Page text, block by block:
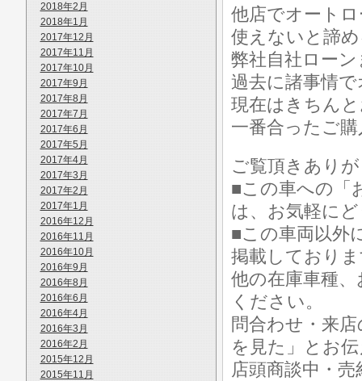
2018年2月
2018年1月
2017年12月
2017年11月
2017年10月
2017年9月
2017年8月
2017年7月
2017年6月
2017年5月
2017年4月
2017年3月
2017年2月
2017年1月
2016年12月
2016年11月
2016年10月
2016年9月
2016年8月
2016年6月
2016年4月
2016年3月
2016年2月
2015年12月
2015年11月
他店でオート
使えないと諦
弊社自社ロー
過去に諸事情
現在はきちん
一番合ったご
ご覧頂きあり
■この車への「
は、お気軽に
■この車両以外
掲載しており
他の在庫車種
ください。
問合わせ・来
を見た」とお
店頭商談中・